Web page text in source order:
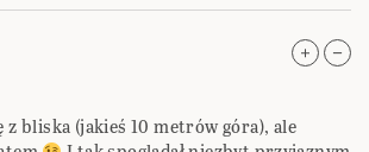
z bliska (jakieś 10 metrów góra), ale